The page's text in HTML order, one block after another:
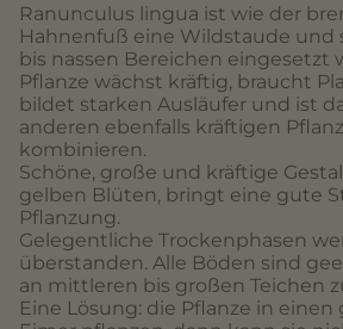
Ranunculus lingua ist wie der
Hahnenfuß eine Wildstaude und
bis nassen Bereichen eingesetzt
Pflanze wächst kräftig, braucht
bildet starken Ausläufer und ist
anderen ebenfalls kräftigen
kombinieren.
Schöne, große und kräftige
gelben Blüten, bringt eine gute
Pflanzung.
Gelegentliche Trockenphasen
überstanden. Alle Böden sind
an mittleren bis großen Teichen
Eine Lösung: die Pflanze in einen